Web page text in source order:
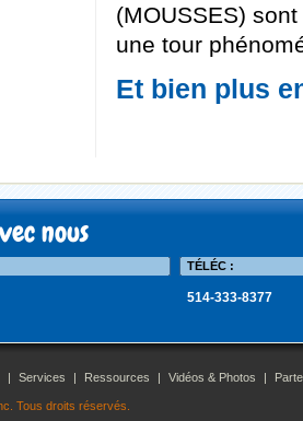
(MOUSSES)
une tour
Et bien plus
nous
TÉLÉC :
514-333-8377
| Services | Ressources | Vidéos & Photos |
Tous droits réservés.